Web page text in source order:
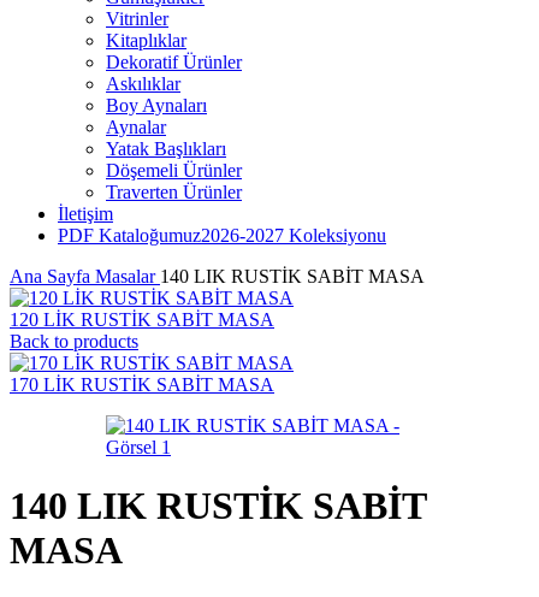
Vitrinler
Kitaplıklar
Dekoratif Ürünler
Askılıklar
Boy Aynaları
Aynalar
Yatak Başlıkları
Döşemeli Ürünler
Traverten Ürünler
İletişim
PDF Kataloğumuz2026-2027 Koleksiyonu
Ana Sayfa Masalar 140 LIK RUSTİK SABİT MASA
120 LİK RUSTİK SABİT MASA
Back to products
170 LİK RUSTİK SABİT MASA
140 LIK RUSTİK SABİT
MASA